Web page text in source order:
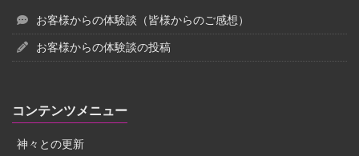
お客様からの体験談（皆様からのご感想）
お客様からの体験談の投稿
コンテンツメニュー
神々との更新